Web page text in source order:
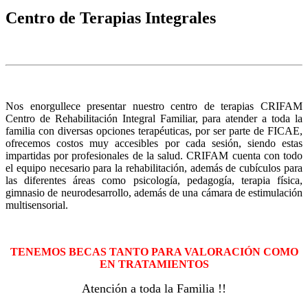
Centro de Terapias Integrales
Nos enorgullece presentar nuestro centro de terapias CRIFAM
Centro de Rehabilitación Integral Familiar, para atender a toda la
familia con diversas opciones terapéuticas, por ser parte de FICAE,
ofrecemos costos muy accesibles por cada sesión, siendo estas
impartidas por profesionales de la salud. CRIFAM cuenta con todo
el equipo necesario para la rehabilitación, además de cubículos para
las diferentes áreas como psicología, pedagogía, terapia física,
gimnasio de neurodesarrollo, además de una cámara de estimulación
multisensorial.
TENEMOS BECAS TANTO PARA VALORACIÓN COMO
EN TRATAMIENTOS
Atención a toda la Familia !!